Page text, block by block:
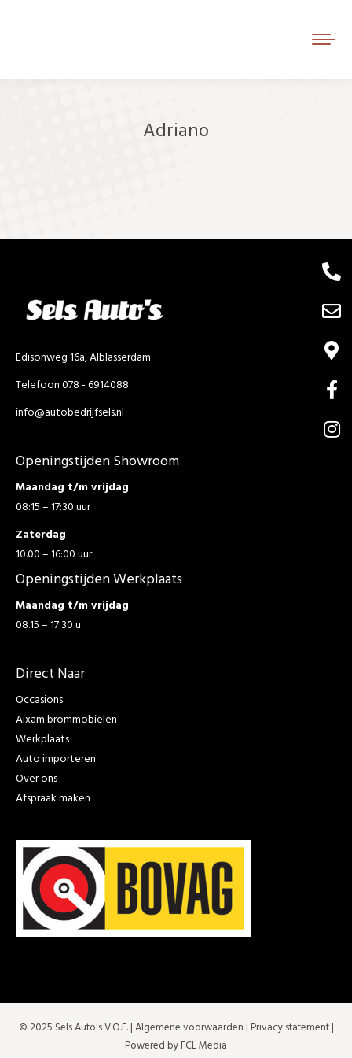
Adriano
Edisonweg 16a, Alblasserdam
Telefoon 078 - 6914088
info@autobedrijfsels.nl
Openingstijden Showroom
Maandag t/m vrijdag
08:15 – 17:30 uur
Zaterdag
10.00 – 16:00 uur
Openingstijden Werkplaats
Maandag t/m vrijdag
08.15 – 17:30 u
Direct Naar
Occasions
Aixam brommobielen
Werkplaats
Auto importeren
Over ons
Afspraak maken
© 2025 Sels Auto's V.O.F. |Algemene voorwaarden | Privacy statement|
Powered by FCL Media